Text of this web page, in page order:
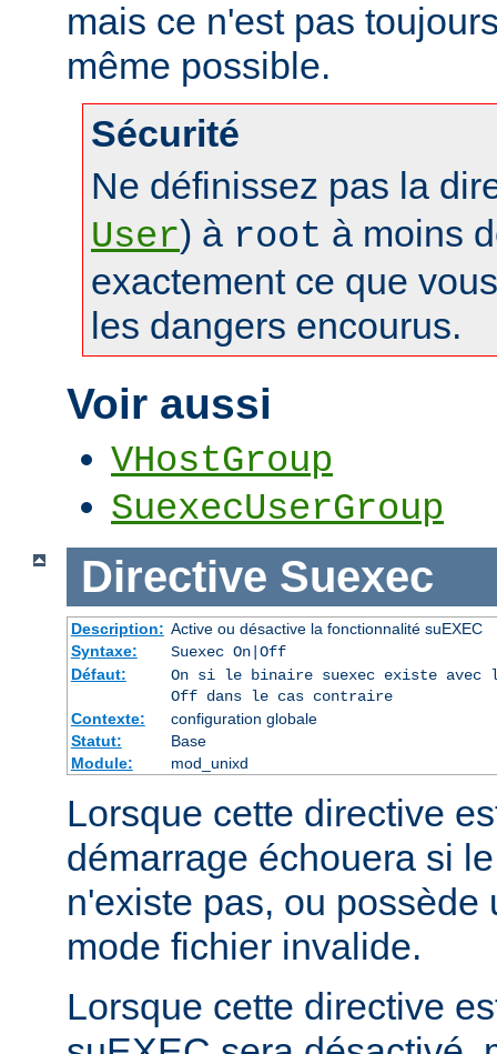
mais ce n'est pas
même possible.
Sécurité
Ne définissez pas la
User) à root à moins
exactement ce que
les dangers encourus.
Voir aussi
VHostGroup
SuexecUserGroup
Directive Suexec
Description: Active ou désactive la fonctionnalité suEXEC
Syntaxe:
Suexec On|Off
Défaut:
On si le binaire suexec existe avec
Off dans le cas contraire
Contexte:
configuration globale
Statut:
Base
Module:
mod_unixd
Lorsque cette directive
démarrage échouera si
n'existe pas, ou possède
mode fichier invalide.
Lorsque cette directive